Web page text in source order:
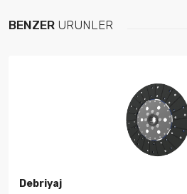
BENZER ÜRÜNLER
Debriyaj